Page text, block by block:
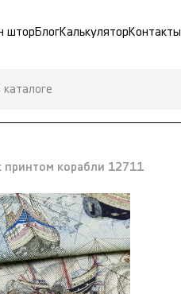
шторБлогКалькулятор Контакты
принтом корабли 12711